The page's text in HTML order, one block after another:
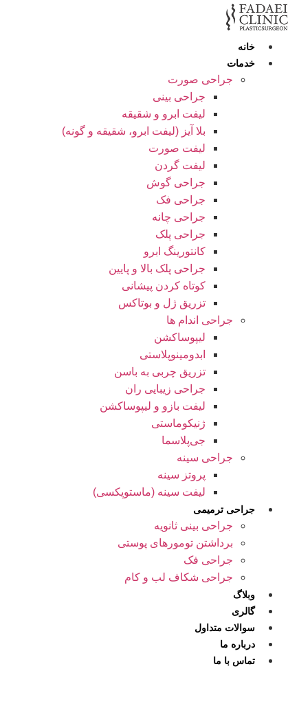
پرش
به
خانه
خدمات
جراحی صورت
جراحی بینی
لیفت ابرو و شقیقه
بلا آیز (لیفت ابرو، شقیقه و گونه)
لیفت صورت
لیفت گردن
جراحی گوش
جراحی فک
جراحی چانه
جراحی پلک
کانتورینگ ابرو
جراحی پلک بالا و پایین
کوتاه کردن پیشانی
تزریق ژل و بوتاکس
جراحی اندام ها
لیپوساکشن
ابدومینوپلاستی
تزریق چربی به باسن
جراحی زیبایی ران
لیفت بازو و لیپوساکشن
ژنیکوماستی
جی‌پلاسما
جراحی سینه
پروتز سینه
لیفت سینه (ماستوپکسی)
جراحی ترمیمی
جراحی بینی ثانویه
برداشتن تومورهای پوستی
جراحی فک
جراحی شکاف لب و کام
وبلاگ
گالری
سوالات متداول
درباره ما
تماس با ما